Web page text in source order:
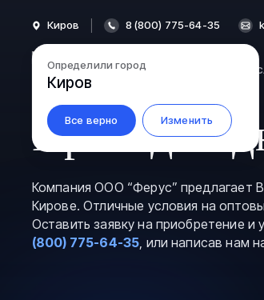
Киров
Определили город
Киров
Все верно Изменить
8 (800) 775-64-35
Каталог
Провод
Компания ООО “Ферус” предлагает
Кирове. Отличные условия на
Оставить заявку на приобретение
(800) 775-64-35, или написав нам